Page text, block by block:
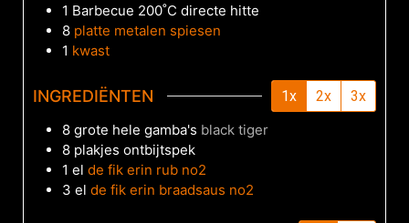
1 Barbecue 200˚C directe hitte
8 platte metalen spiesen
1 kwast
INGREDIËNTEN 1x 2x
3x
8 grote hele gamba's black tiger
8 plakjes ontbijtspek
1 el de fik erin rub no2
3 el de fik erin braadsaus no2